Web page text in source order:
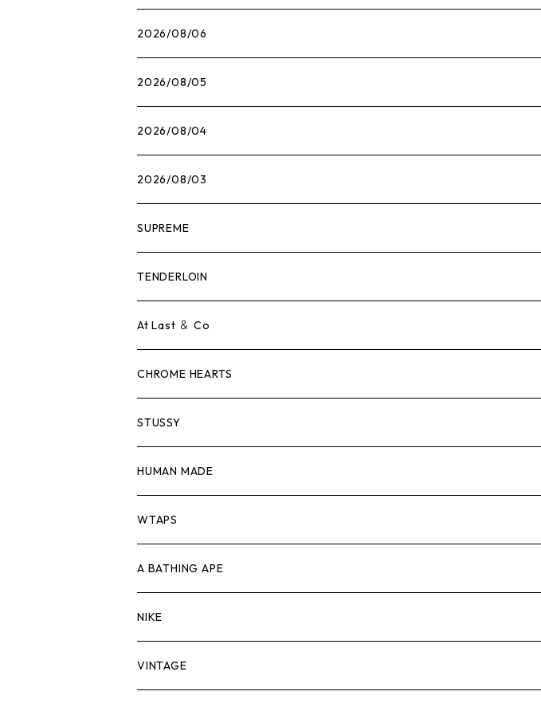
2026/08/06
2026/08/05
2026/08/04
2026/08/03
SUPREME
Tシャツ
ロンTEE
スウェット/ニット
シャツ
ジャケット
パンツ
キャップ・ハット
バッグ
シューズ
TENDERLOIN
Tシャツ
ロンTEE
スウェット/ニット
シャツ
ジャケット
パンツ
キャップ・ハット
バッグ
At Last ＆ Co
Tシャツ
ロンTEE
スウェット/ニット
シャツ
ジャケット
パンツ
キャップ・ハット
CHROME HEARTS
Tシャツ
ロンTEE
スウェット/ニット
シャツ
ジャケット
パンツ
STUSSY
Tシャツ
ロンTEE
スウェット/ニット
シャツ
ジャケット
HUMAN MADE
Tシャツ
ロンT
スウェット/ニット
シャツ
WTAPS
Tシャツ
ロンTEE
スウェット/ニット
A BATHING APE
Tシャツ
ロンTEE
NIKE
シューズ
VINTAGE